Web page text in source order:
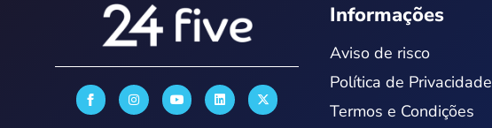
I
n
s
Y
o
u
L
i
n
X
-
t
Informações
Aviso de risco
Política de Privacidade
Termos e Condições